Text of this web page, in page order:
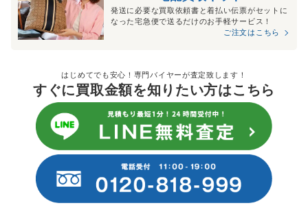
発送に必要な買取依頼書と着払い伝票がセットに
なった宅急便で送るだけのお手軽サービス！
ご注文はこちら
はじめてでも安心！専門バイヤーが査定致します！
すぐに買取金額を知りたい方はこちら